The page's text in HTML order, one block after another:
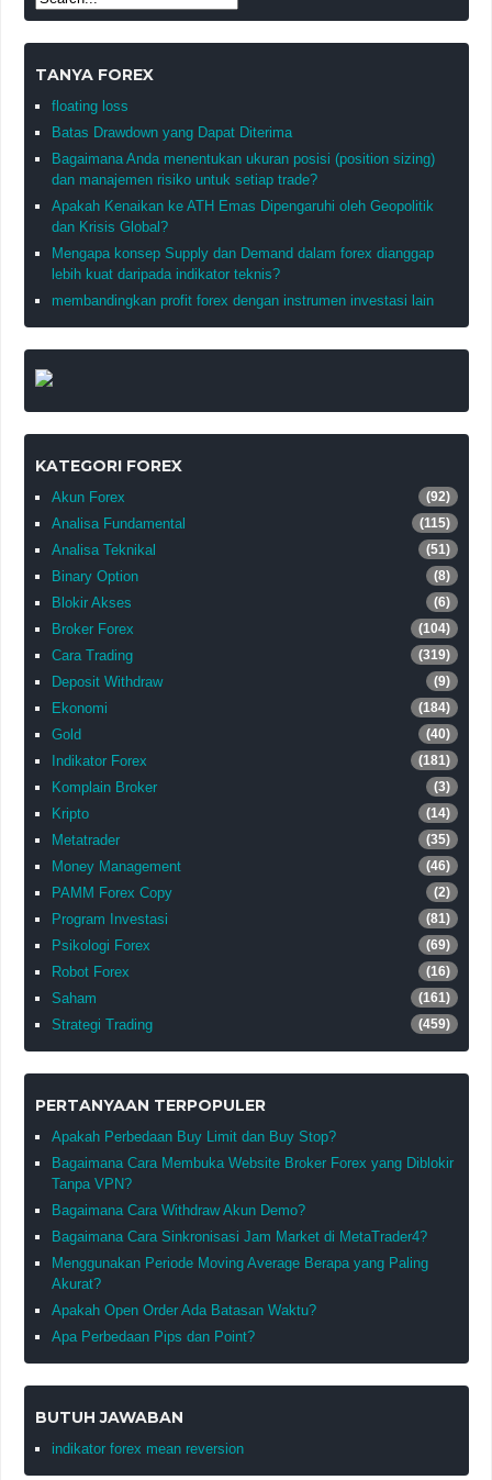
TANYA FOREX
floating loss
Batas Drawdown yang Dapat Diterima
Bagaimana Anda menentukan ukuran posisi (position sizing)
dan manajemen risiko untuk setiap trade?
Apakah Kenaikan ke ATH Emas Dipengaruhi oleh Geopolitik
dan Krisis Global?
Mengapa konsep Supply dan Demand dalam forex dianggap
lebih kuat daripada indikator teknis?
membandingkan profit forex dengan instrumen investasi lain
KATEGORI FOREX
Akun Forex (92)
Analisa Fundamental (115)
Analisa Teknikal (51)
Binary Option (8)
Blokir Akses (6)
Broker Forex (104)
Cara Trading (319)
Deposit Withdraw (9)
Ekonomi (184)
Gold (40)
Indikator Forex (181)
Komplain Broker (3)
Kripto (14)
Metatrader (35)
Money Management (46)
PAMM Forex Copy (2)
Program Investasi (81)
Psikologi Forex (69)
Robot Forex (16)
Saham (161)
Strategi Trading (459)
PERTANYAAN TERPOPULER
Apakah Perbedaan Buy Limit dan Buy Stop?
Bagaimana Cara Membuka Website Broker Forex yang Diblokir
Tanpa VPN?
Bagaimana Cara Withdraw Akun Demo?
Bagaimana Cara Sinkronisasi Jam Market di MetaTrader4?
Menggunakan Periode Moving Average Berapa yang Paling
Akurat?
Apakah Open Order Ada Batasan Waktu?
Apa Perbedaan Pips dan Point?
BUTUH JAWABAN
indikator forex mean reversion